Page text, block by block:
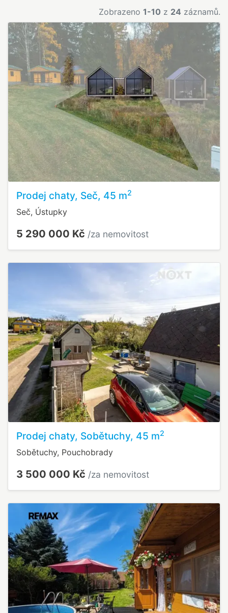
Zobrazeno 1-10 z 24 záznamů.
Prodej chaty, Seč, 45 m2
Seč, Ústupky
5 290 000 Kč /za nemovitost
Prodej chaty, Sobětuchy, 45 m2
Sobětuchy, Pouchobrady
3 500 000 Kč /za nemovitost